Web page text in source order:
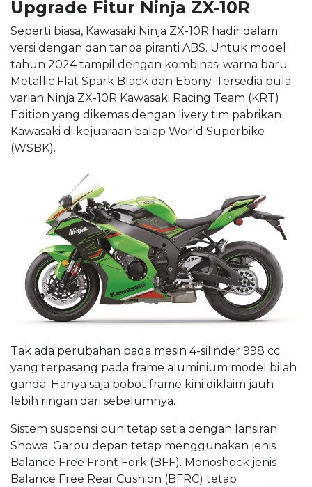
Upgrade Fitur Ninja ZX-10R
Seperti biasa, Kawasaki Ninja ZX-10R hadir dalam
versi dengan dan tanpa piranti ABS. Untuk model
tahun 2024 tampil dengan kombinasi warna baru
Metallic Flat Spark Black dan Ebony. Tersedia pula
varian Ninja ZX-10R Kawasaki Racing Team (KRT)
Edition yang dikemas dengan livery tim pabrikan
Kawasaki di kejuaraan balap World Superbike
(WSBK).
Tak ada perubahan pada mesin 4-silinder 998 cc
yang terpasang pada frame aluminium model bilah
ganda. Hanya saja bobot frame kini diklaim jauh
lebih ringan dari sebelumnya.
Sistem suspensi pun tetap setia dengan lansiran
Showa. Garpu depan tetap menggunakan jenis
Balance Free Front Fork (BFF). Monoshock jenis
Balance Free Rear Cushion (BFRC) tetap